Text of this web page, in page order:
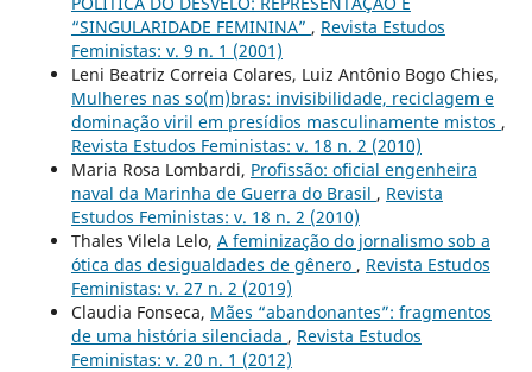
“SINGULARIDADE FEMININA” , Revista Estudos
Feministas: v. 9 n. 1 (2001)
Leni Beatriz Correia Colares, Luiz Antônio Bogo Chies,
Mulheres nas so(m)bras: invisibilidade, reciclagem e
dominação viril em presídios masculinamente mistos ,
Revista Estudos Feministas: v. 18 n. 2 (2010)
Maria Rosa Lombardi, Profissão: oficial engenheira
naval da Marinha de Guerra do Brasil , Revista
Estudos Feministas: v. 18 n. 2 (2010)
Thales Vilela Lelo, A feminização do jornalismo sob a
ótica das desigualdades de gênero , Revista Estudos
Feministas: v. 27 n. 2 (2019)
Claudia Fonseca, Mães “abandonantes”: fragmentos
de uma história silenciada , Revista Estudos
Feministas: v. 20 n. 1 (2012)